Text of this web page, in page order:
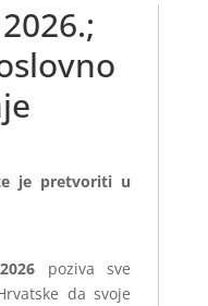
je pretvoriti u
poziva sve
da svoje